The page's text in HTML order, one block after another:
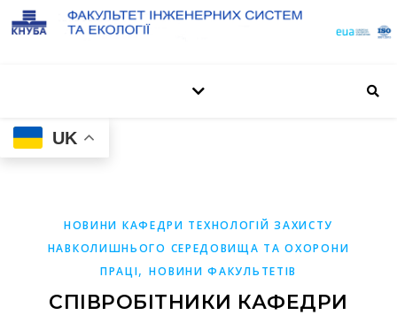
UK
НОВИНИ КАФЕДРИ ТЕХНОЛОГІЙ ЗАХИСТУ
НАВКОЛИШНЬОГО СЕРЕДОВИЩА ТА ОХОРОНИ
ПРАЦІ,НОВИНИ ФАКУЛЬТЕТІВ
СПІВРОБІТНИКИ КАФЕДРИ